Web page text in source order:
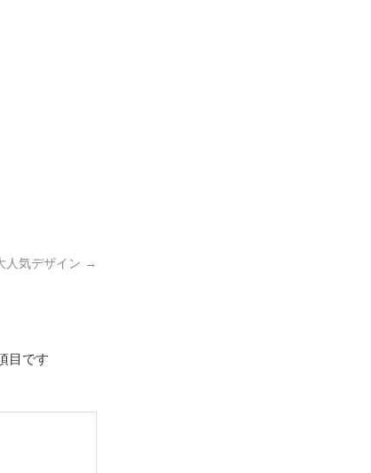
人気デザイン →
目です